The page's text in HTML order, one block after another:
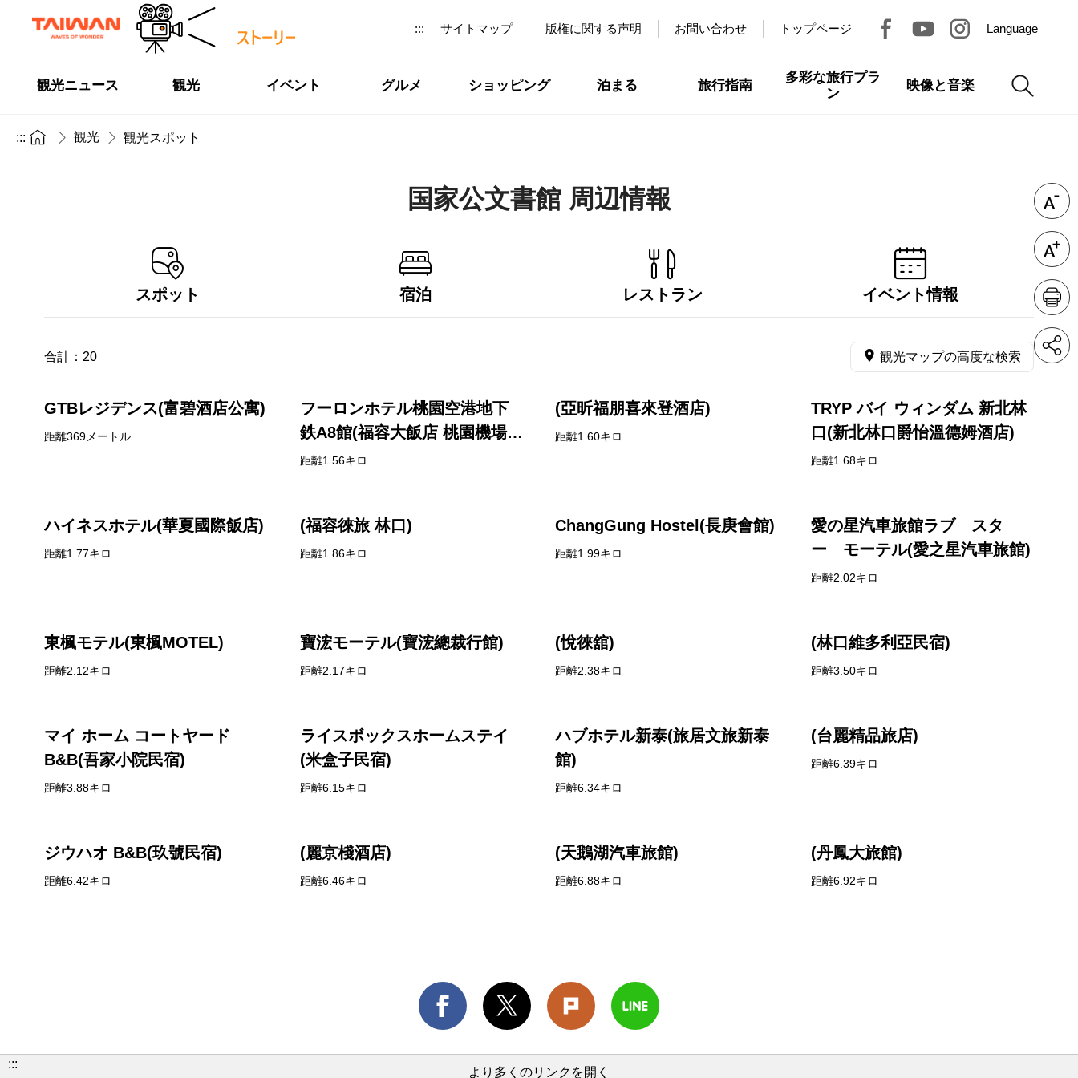
::: サイトマップ 版権に関する声明 お問い合わせ トップページ Language
観光ニュース 観光 イベント グルメ ショッピング 泊まる 旅行指南
多彩な旅行プラ
ン
映像と音楽
::: 観光 観光スポット
国家公文書館 周辺情報
スポット 宿泊 レストラン イベント情報
合計： 20 観光マップの高度な検索
GTBレジデンス(富碧酒店公寓)
距離369メートル
フーロンホテル桃園空港地下
鉄A8館(福容大飯店 桃園機場捷
運 A8)
距離1.56キロ
(亞昕福朋喜來登酒店)
距離1.60キロ
TRYP バイ ウィンダム 新北林
口(新北林口爵怡溫德姆酒店)
距離1.68キロ
ハイネスホテル(華夏國際飯店)
距離1.77キロ
(福容徠旅 林口)
距離1.86キロ
ChangGung Hostel(長庚會館)
距離1.99キロ
愛の星汽車旅館ラブ スタ
ー モーテル(愛之星汽車旅館)
距離2.02キロ
東楓モテル(東楓MOTEL)
距離2.12キロ
寶浤モーテル(寶浤總裁行館)
距離2.17キロ
(悅徠舘)
距離2.38キロ
(林口維多利亞民宿)
距離3.50キロ
マイ ホーム コートヤード
B&B(吾家小院民宿)
距離3.88キロ
ライスボックスホームステイ
(米盒子民宿)
距離6.15キロ
ハブホテル新泰(旅居文旅新泰
館)
距離6.34キロ
(台麗精品旅店)
距離6.39キロ
ジウハオ B&B(玖號民宿)
距離6.42キロ
(麗京棧酒店)
距離6.46キロ
(天鵝湖汽車旅館)
距離6.88キロ
(丹鳳大旅館)
距離6.92キロ
:::
より多くのリンクを開く